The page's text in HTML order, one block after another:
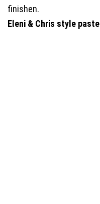
finishen.
Eleni & Chris style paste